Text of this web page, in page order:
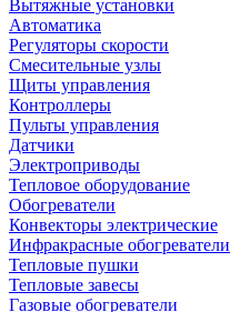
Вытяжные установки
Автоматика
Регуляторы скорости
Смесительные узлы
Щиты управления
Контроллеры
Пульты управления
Датчики
Электроприводы
Тепловое оборудование
Обогреватели
Конвекторы электрические
Инфракрасные обогреватели
Тепловые пушки
Тепловые завесы
Газовые обогреватели